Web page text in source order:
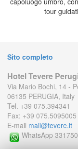
tour
Sito completo
Hotel Tevere
Via Mario Bochi, 14 -
06135 PERUGIA, Italy
Tel. +39 075.394341
Fax: +39 075.5095005
E-mail mail@tevere.it
WhatsApp